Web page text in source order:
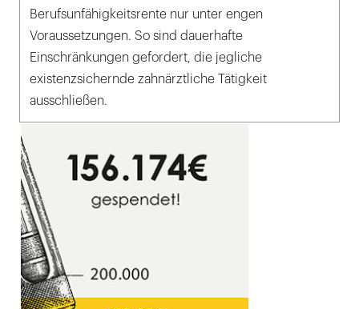
Berufsunfähigkeitsrente nur unter engen
Voraussetzungen. So sind dauerhafte
Einschränkungen gefordert, die jegliche
existenzsichernde zahnärztliche Tätigkeit
ausschließen.